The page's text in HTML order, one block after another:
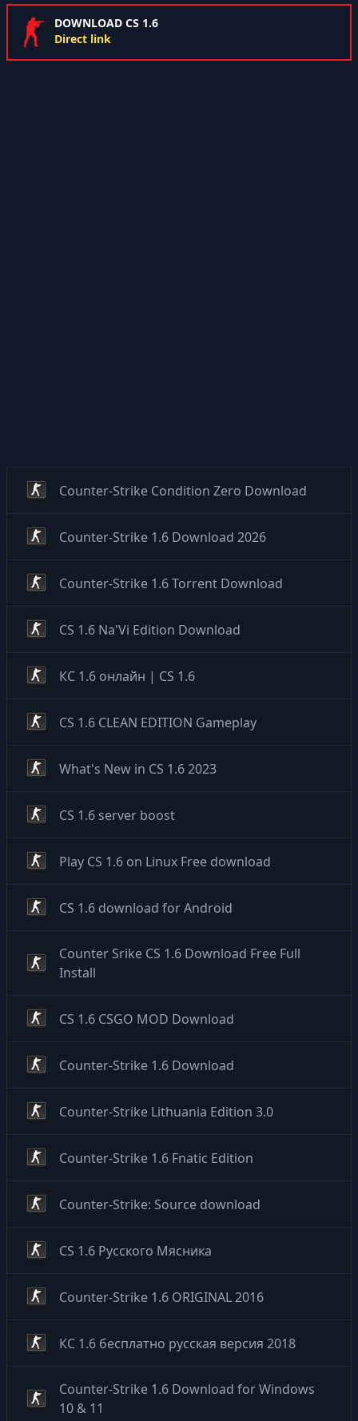
DOWNLOAD CS 1.6
Direct link
Counter-Strike Condition Zero Download
Counter-Strike 1.6 Download 2026
Counter-Strike 1.6 Torrent Download
CS 1.6 Na'Vi Edition Download
КС 1.6 онлайн | CS 1.6
CS 1.6 CLEAN EDITION Gameplay
What's New in CS 1.6 2023
CS 1.6 server boost
Play CS 1.6 on Linux Free download
CS 1.6 download for Android
Counter Srike CS 1.6 Download Free Full
Install
CS 1.6 CSGO MOD Download
Counter-Strike 1.6 Download
Counter-Strike Lithuania Edition 3.0
Counter-Strike 1.6 Fnatic Edition
Counter-Strike: Source download
CS 1.6 Русского Мясника
Counter-Strike 1.6 ORIGINAL 2016
КС 1.6 бесплатно русская версия 2018
Counter-Strike 1.6 Download for Windows
10 & 11